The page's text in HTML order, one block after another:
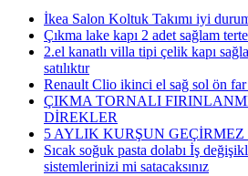
İkea Salon Koltuk Takımı iyi
Çıkma lake kapı 2 adet sağlam
2.el kanatlı villa tipi çelik kapı
satılıktır
Renault Clio ikinci el sağ sol ön far
ÇIKMA TORNALI
DİREKLER
5 AYLIK KURŞUN
Sıcak soğuk pasta dolabı İş
sistemlerinizi mi satacaksınız